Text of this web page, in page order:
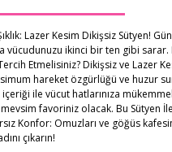
Lazer Kesim Dikişsiz Sütyen!
vücudunuzu ikinci bir ten gibi
Etmelisiniz? Dikişsiz ve Lazer
hareket özgürlüğü ve huzur
ile vücut hatlarınıza
favoriniz olacak. Bu Sütyen
Konfor: Omuzları ve göğüs
çıkarın!